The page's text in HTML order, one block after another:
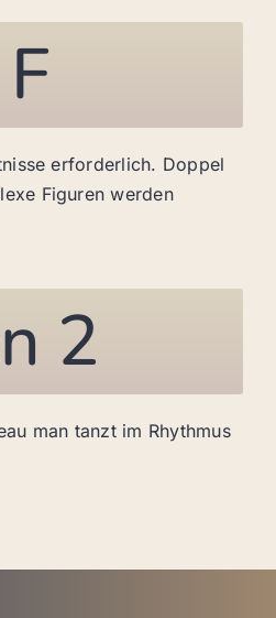
F
erforderlich. Doppel
Figuren werden
2
man tanzt im Rhythmus